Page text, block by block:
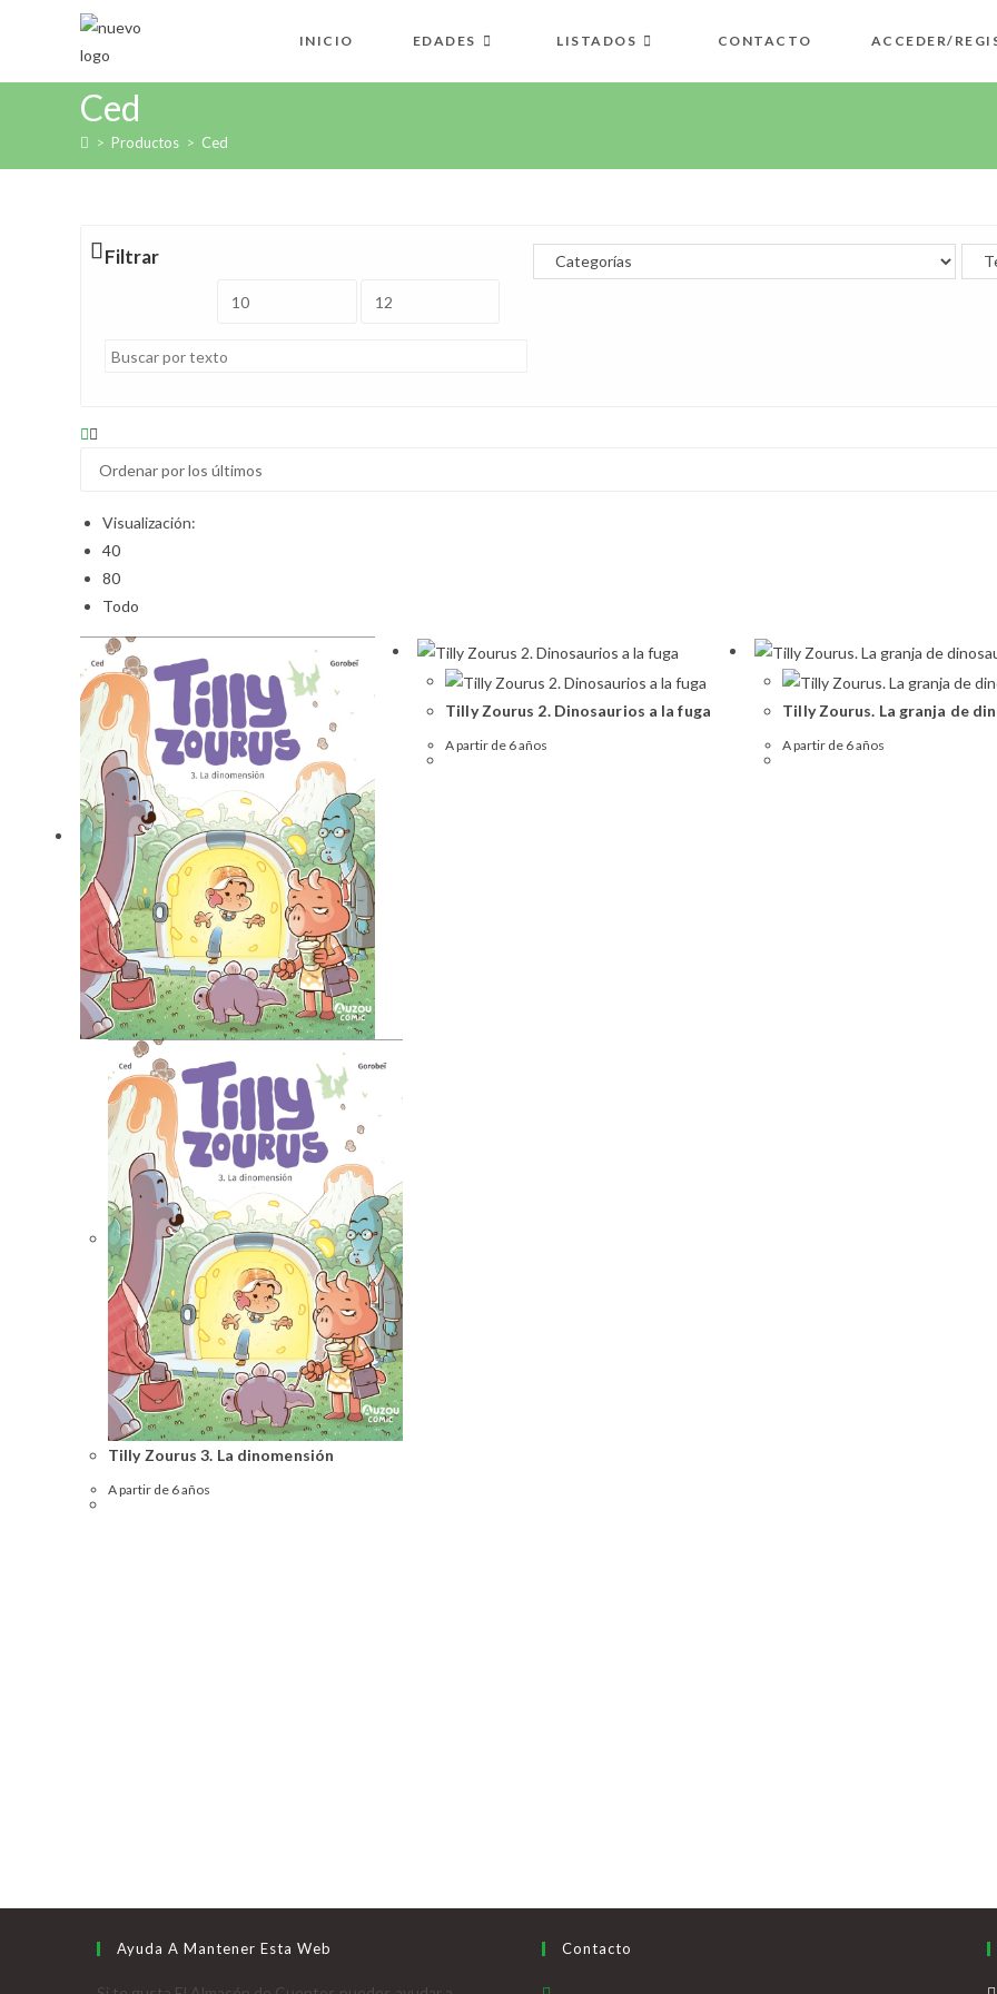
INICIO EDADES LISTADOS CONTACTO ACCEDER/
Ced
> Productos > Ced
Filtrar
Visualización:
40
80
Todo
Tilly Zourus 3. La dinomensión
A partir de 6 años
Tilly Zourus 2. Dinosaurios a la fuga
A partir de 6 años
Tilly Zourus. La granja de
A partir de 6 años
Ayuda A Mantener Esta Web Contacto